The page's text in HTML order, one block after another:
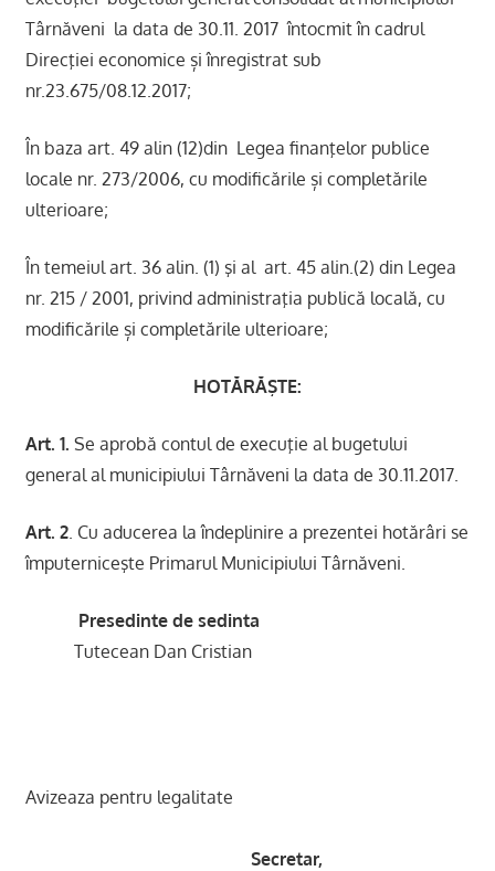
Târnăveni la data de 30.11. 2017 întocmit în cadrul
Direcţiei economice și înregistrat sub
nr.23.675/08.12.2017;
În baza art. 49 alin (12)din Legea finanţelor publice
locale nr. 273/2006, cu modificările și completările
ulterioare;
În temeiul art. 36 alin. (1) şi al art. 45 alin.(2) din Legea
nr. 215 / 2001, privind administraţia publică locală, cu
modificările și completările ulterioare;
HOTĂRĂŞTE:
Art. 1. Se aprobă contul de execuţie al bugetului
general al municipiului Târnăveni la data de 30.11.2017.
Art. 2. Cu aducerea la îndeplinire a prezentei hotărâri se
împuterniceşte Primarul Municipiului Târnăveni.
Presedinte de sedinta
Tutecean Dan Cristian
Avizeaza pentru legalitate
Secretar,